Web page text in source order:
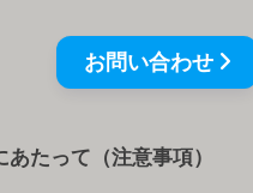
お問い合わせ
あたって（注意事項）